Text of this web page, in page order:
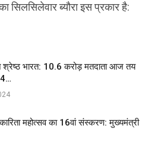
सिलसिलेवार ब्यौरा इस प्रकार है:
श्रेष्ठ भारत: 10.6 करोड़ मतदाता आज तय
महोत्सव का 16वां संस्करण: मुख्यमंत्री